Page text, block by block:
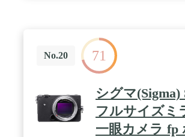
No.20 71
シグマ
フルサイズミ
一眼カメラ fp